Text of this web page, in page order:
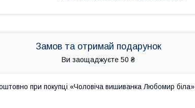
Замов та отримай подарунок
Ви заощаджуєте 50 ₴
при покупці «Чоловіча вишиванка Любомир біла»